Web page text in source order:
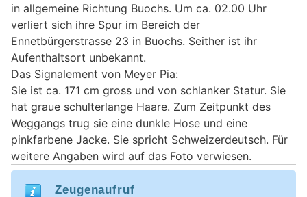
in allgemeine Richtung Buochs. Um ca. 02.00 Uhr
verliert sich ihre Spur im Bereich der
Ennetbürgerstrasse 23 in Buochs. Seither ist ihr
Aufenthaltsort unbekannt.
Das Signalement von Meyer Pia:
Sie ist ca. 171 cm gross und von schlanker Statur. Sie
hat graue schulterlange Haare. Zum Zeitpunkt des
Weggangs trug sie eine dunkle Hose und eine
pinkfarbene Jacke. Sie spricht Schweizerdeutsch. Für
weitere Angaben wird auf das Foto verwiesen.
Zeugenaufruf